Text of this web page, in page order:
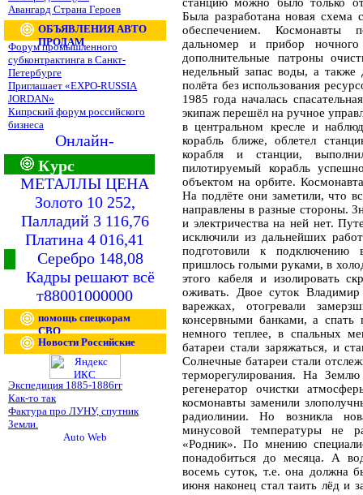
Авангард Страна Героев
ОБЪЯВЛЕНИЯ АВТО
ПРОДАМ
Форум промышленного
субконтрактинга в Санкт-
Петербурге
Приглашает «EXPO-RUSSIA
JORDAN»
Кипрский форум российского
бизнеса
Онлайн-
Курс
МЕТАЛЛЫ ЦЕНА
Золото 10 252,
Палладий 3 116,76
Платина 4 016,41
Серебро 148,08
Кадры решают всё
т88001000000
помощь спецкорам
СВО
Новости Российские
Экспедиция 1885-1886гг
Как-то так
Фактура про ЛУНУ, спутник
Земли.
Была разработана новая
обеспечением.
дальномер и прибор
дополнительные патроны
недельный запас воды, а также
полёта без использования
1985 года началась
экипаж перешёл на ручное
в центральном кресле и
корабль ближе, облетел
корабля и станции,
пилотируемый корабль
объектом на орбите.
На подлёте они заметили, что
направлены в разные стороны.
и электричества на ней нет.
исключили из дальнейших
подготовили к
пришлось голыми руками, в
этого кабеля и изолировать
оживать. Двое суток
варежках, отогревали
консервными банками, а спать
немного теплее, в спальных
батареи стали заряжаться, и
Солнечные батареи стали
терморегулирования. На
регенератор очистки
космонавты заменили
радиолинии. Но возникла
минусовой температуры не
«Родник». По мнению
понадобиться до месяца. А
восемь суток, т.е. она должна
июня наконец стал таить лёд и